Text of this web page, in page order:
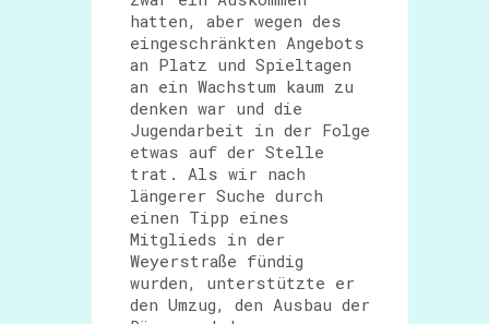
hatten, aber wegen des
eingeschränkten Angebots
an Platz und Spieltagen
an ein Wachstum kaum zu
denken war und die
Jugendarbeit in der Folge
etwas auf der Stelle
trat. Als wir nach
längerer Suche durch
einen Tipp eines
Mitglieds in der
Weyerstraße fündig
wurden, unterstützte er
den Umzug, den Ausbau der